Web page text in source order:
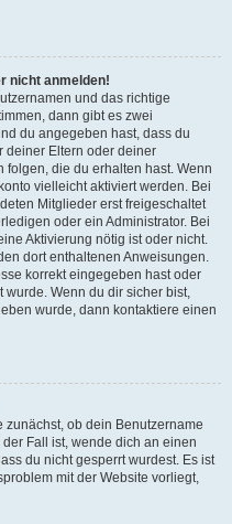
nicht anmelden!
und das richtige
dann gibt es zwei
du angegeben hast, dass du
deiner Eltern oder deiner
folgen, die du erhalten hast. Wenn
vielleicht aktiviert werden. Bei
Mitglieder erst freigeschaltet
oder ein Administrator. Bei
Aktivierung nötig ist oder nicht.
dort enthaltenen Anweisungen.
korrekt eingegeben hast oder
Wenn du dir sicher bist,
wurde, dann kontaktiere einen
zunächst, ob dein Benutzername
Fall ist, wende dich an einen
du nicht gesperrt wurdest. Es ist
mit der Website vorliegt,